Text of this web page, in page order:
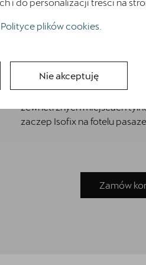
Home
System rozpoznawania
deski rozdzielczej w kolorze
miedzi
Zaczepy Isofix/i-Size i Top
zewnetrznych miejscach
zaczep Isofix na fotelu
Zamów
Polityce plików cookies
Nie akceptuję